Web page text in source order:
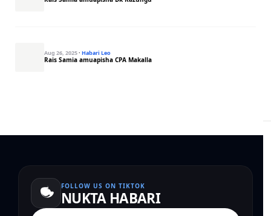
Aug 26, 2025· Habari Leo
Rais Samia amuapisha CPA Makalla
FOLLOW US ON TIKTOK
NUKTA HABARI